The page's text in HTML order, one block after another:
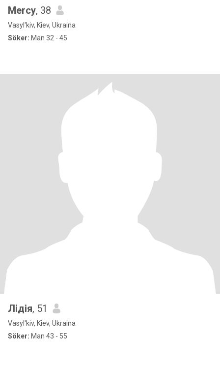
Mercy, 38
Vasyl'kiv, Kiev, Ukraina
Söker: Man 32 - 45
Лідія, 51
Vasyl'kiv, Kiev, Ukraina
Söker: Man 43 - 55